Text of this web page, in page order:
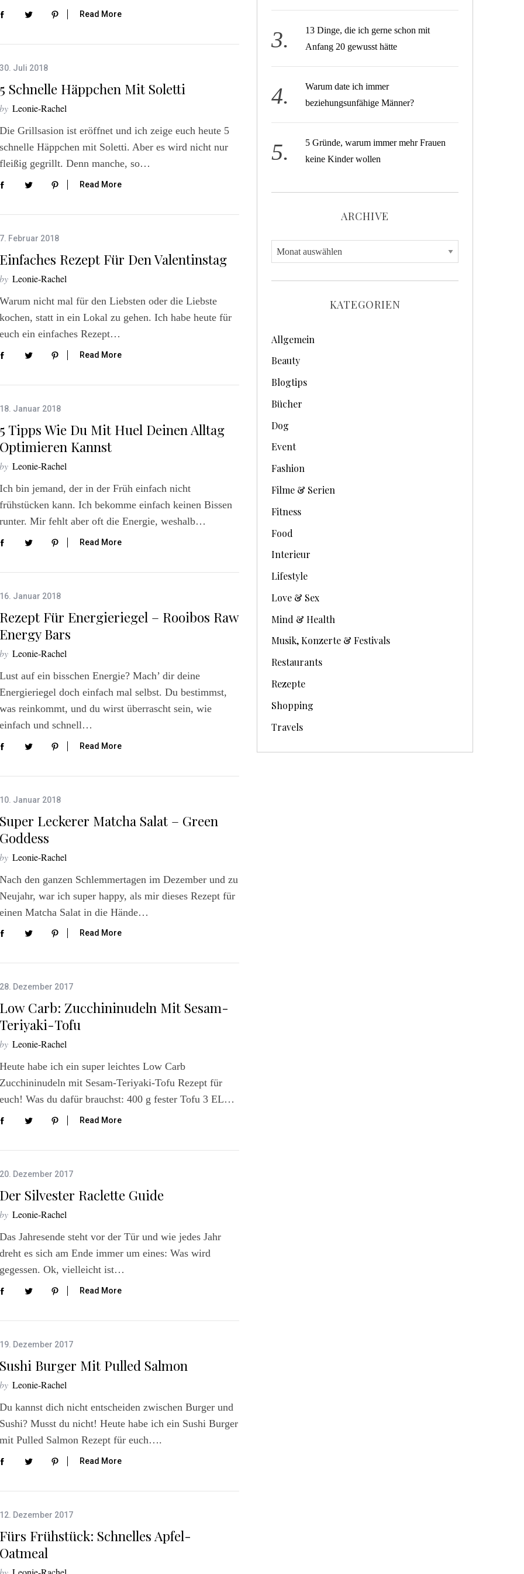
Read More
30. Juli 2018
5 Schnelle Häppchen Mit Soletti
by Leonie-Rachel
Die Grillsasion ist eröffnet und ich zeige euch heute 5
schnelle Häppchen mit Soletti. Aber es wird nicht nur
fleißig gegrillt. Denn manche, so…
Read More
7. Februar 2018
Einfaches Rezept Für Den Valentinstag
by Leonie-Rachel
Warum nicht mal für den Liebsten oder die Liebste
kochen, statt in ein Lokal zu gehen. Ich habe heute für
euch ein einfaches Rezept…
Read More
18. Januar 2018
5 Tipps Wie Du Mit Huel Deinen Alltag
Optimieren Kannst
by Leonie-Rachel
Ich bin jemand, der in der Früh einfach nicht
frühstücken kann. Ich bekomme einfach keinen Bissen
runter. Mir fehlt aber oft die Energie, weshalb…
Read More
16. Januar 2018
Rezept Für Energieriegel – Rooibos Raw
Energy Bars
by Leonie-Rachel
Lust auf ein bisschen Energie? Mach’ dir deine
Energieriegel doch einfach mal selbst. Du bestimmst,
was reinkommt, und du wirst überrascht sein, wie
einfach und schnell…
Read More
10. Januar 2018
Super Leckerer Matcha Salat – Green
Goddess
by Leonie-Rachel
Nach den ganzen Schlemmertagen im Dezember und zu
Neujahr, war ich super happy, als mir dieses Rezept für
einen Matcha Salat in die Hände…
Read More
28. Dezember 2017
Low Carb: Zucchininudeln Mit Sesam-
Teriyaki-Tofu
by Leonie-Rachel
Heute habe ich ein super leichtes Low Carb
Zucchininudeln mit Sesam-Teriyaki-Tofu Rezept für
euch! Was du dafür brauchst: 400 g fester Tofu 3 EL…
Read More
20. Dezember 2017
Der Silvester Raclette Guide
by Leonie-Rachel
Das Jahresende steht vor der Tür und wie jedes Jahr
dreht es sich am Ende immer um eines: Was wird
gegessen. Ok, vielleicht ist…
Read More
19. Dezember 2017
Sushi Burger Mit Pulled Salmon
by Leonie-Rachel
Du kannst dich nicht entscheiden zwischen Burger und
Sushi? Musst du nicht! Heute habe ich ein Sushi Burger
mit Pulled Salmon Rezept für euch….
Read More
12. Dezember 2017
Fürs Frühstück: Schnelles Apfel-
Oatmeal
13 Dinge, die ich gerne schon mit
Anfang 20 gewusst hätte
Warum date ich immer
beziehungsunfähige Männer?
5 Gründe, warum immer mehr Frauen
keine Kinder wollen
ARCHIVE
A
r
c
e
KATEGORIEN
Allgemein
Beauty
Blogtips
Bücher
Dog
Event
Fashion
Filme & Serien
Fitness
Food
Interieur
Lifestyle
Love & Sex
Mind & Health
Musik, Konzerte & Festivals
Restaurants
Rezepte
Shopping
Travels